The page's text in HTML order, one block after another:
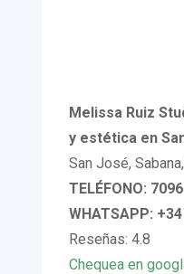
Melissa Ruiz
y estética en
San José,
TELÉFONO:
WHATSAPP:
Reseñas: 4.8
Chequea en